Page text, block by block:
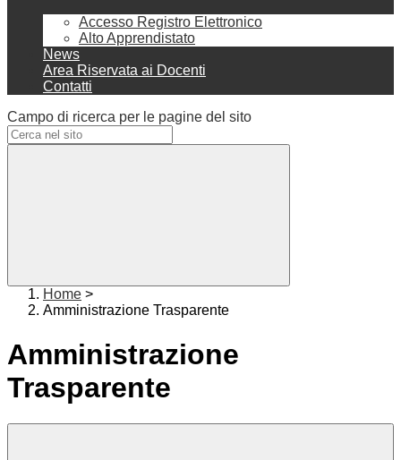
Accesso Registro Elettronico
Alto Apprendistato
News
Area Riservata ai Docenti
Contatti
Campo di ricerca per le pagine del sito
Home >
Amministrazione Trasparente
Amministrazione
Trasparente